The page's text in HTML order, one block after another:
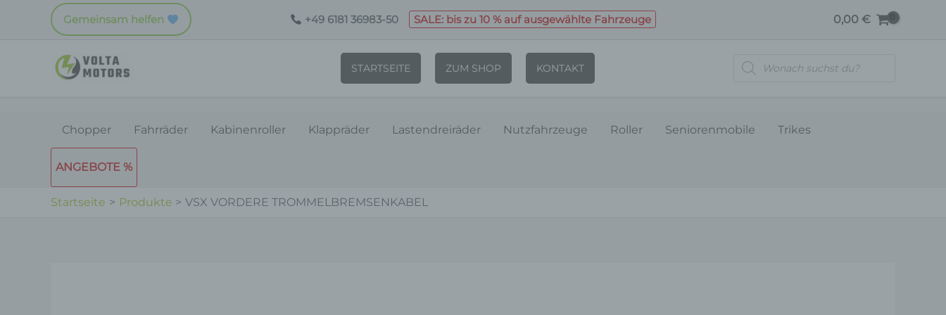
Gemeinsam helfen +49 6181 36983-50 SALE: bis zu 10 % auf ausgewählte Fahrzeuge 0,00 €
STARTSEITE ZUM SHOP KONTAKT
Products
search
Chopper Fahrräder Kabinenroller Klappräder Lastendreiräder Nutzfahrzeuge Roller Seniorenmobile Trikes
ANGEBOTE %
Startseite Produkte VSX VORDERE TROMMELBREMSENKABEL